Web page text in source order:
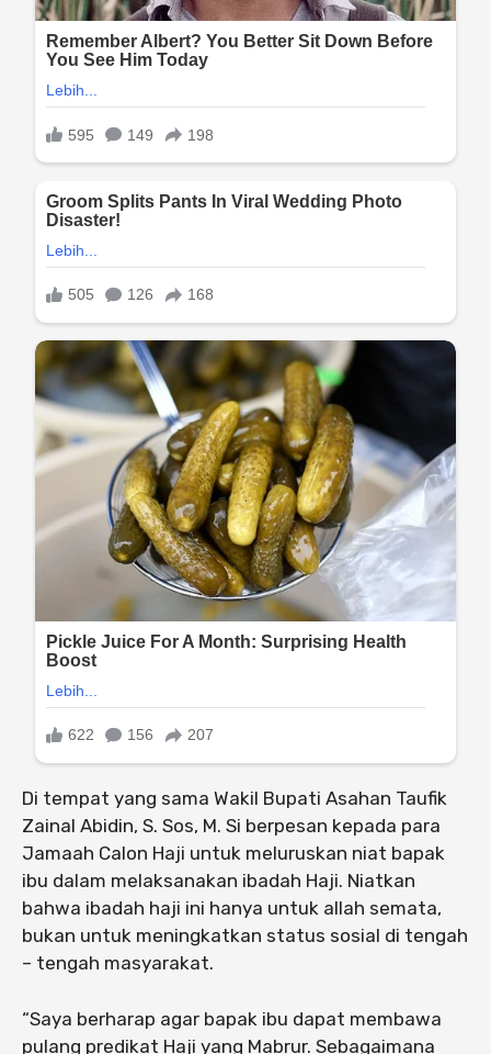
Di tempat yang sama Wakil Bupati Asahan Taufik
Zainal Abidin, S. Sos, M. Si berpesan kepada para
Jamaah Calon Haji untuk meluruskan niat bapak
ibu dalam melaksanakan ibadah Haji. Niatkan
bahwa ibadah haji ini hanya untuk allah semata,
bukan untuk meningkatkan status sosial di tengah
– tengah masyarakat.
“Saya berharap agar bapak ibu dapat membawa
pulang predikat Haji yang Mabrur. Sebagaimana